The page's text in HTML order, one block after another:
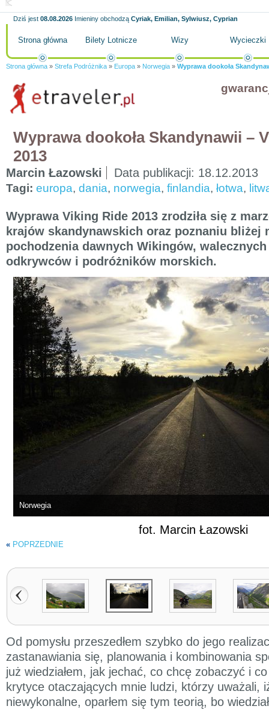
Dziś jest 08.08.2026 Imieniny obchodzą Cyriak, Emilian, Sylwiusz, Cyprian
Strona główna Bilety Lotnicze Wizy Wycieczki
Strona główna » Strefa Podróżnika » Europa » Norwegia » Wyprawa dookoła
Wyprawa dookoła Skandynawii –
2013
Marcin Łazowski Data publikacji: 18.12.2013
Tagi: europa, dania, norwegia, finlandia, łotwa,
Wyprawa Viking Ride 2013 zrodziła się z
krajów skandynawskich oraz poznaniu bliżej
pochodzenia dawnych Wikingów, walecznych
odkrywców i podróżników morskich.
Norwegia
fot. Marcin Łazowski
« POPRZEDNIE
Od pomysłu przeszedłem szybko do jego
zastanawiania się, planowania i kombinowania
już wiedziałem, jak jechać, co chcę zobaczyć i
krytyce otaczających mnie ludzi, którzy uważali,
niewykonalne, oparłem się tym teorią, bo